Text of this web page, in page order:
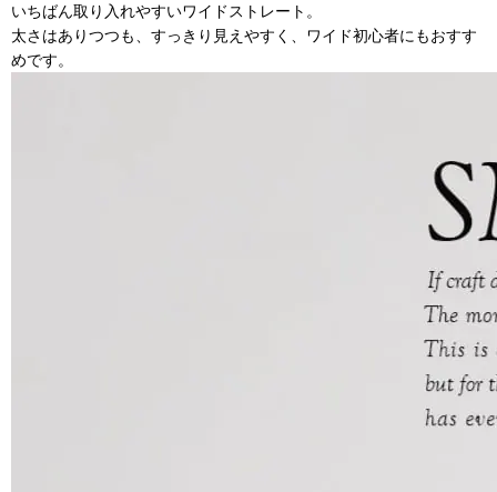
いちばん取り入れやすいワイドストレート。
太さはありつつも、すっきり見えやすく、ワイド初心者にもおすす
めです。